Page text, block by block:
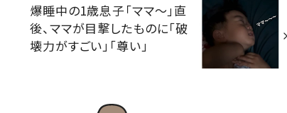
爆睡中の1歳息子「ママ～」直
後、ママが目撃したものに「破
壊力がすごい」「尊い」